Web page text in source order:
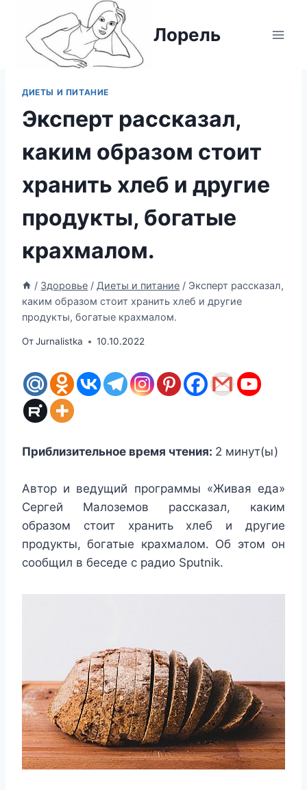
содержимому
Лорель
ДИЕТЫ И ПИТАНИЕ
Эксперт рассказал,
каким образом стоит
хранить хлеб и другие
продукты, богатые
крахмалом.
/ Здоровье / Диеты и питание / Эксперт рассказал,
каким образом стоит хранить хлеб и другие
продукты, богатые крахмалом.
ОтJurnalistka 10.10.2022
Приблизительное время чтения: 2 минут(ы)
Автор и ведущий программы «Живая еда»
Сергей Малоземов рассказал, каким
образом стоит хранить хлеб и другие
продукты, богатые крахмалом. Об этом он
сообщил в беседе с радио Sputnik.